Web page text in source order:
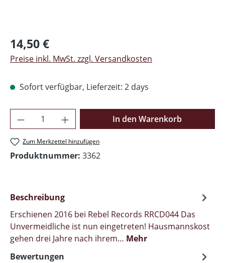
Regulärer Preis:
14,50 €
Preise inkl. MwSt. zzgl. Versandkosten
Sofort verfügbar, Lieferzeit: 2 days
Produkt Anzahl: Gib den gewünschten
In den Warenkorb
Zum Merkzettel hinzufügen
Produktnummer: 3362
Beschreibung
Erschienen 2016 bei Rebel Records RRCD044 Das
Unvermeidliche ist nun eingetreten! Hausmannskost
gehen drei Jahre nach ihrem… Mehr
Bewertungen